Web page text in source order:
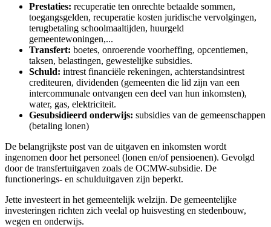
Prestaties: recuperatie ten onrechte betaalde sommen,
toegangsgelden, recuperatie kosten juridische vervolgingen,
terugbetaling schoolmaaltijden, huurgeld
gemeentewoningen,...
Transfert: boetes, onroerende voorheffing, opcentiemen,
taksen, belastingen, gewestelijke subsidies.
Schuld: intrest financiële rekeningen, achterstandsintrest
crediteuren, dividenden (gemeenten die lid zijn van een
intercommunale ontvangen een deel van hun inkomsten),
water, gas, elektriciteit.
Gesubsidieerd onderwijs: subsidies van de gemeenschappen
(betaling lonen)
De belangrijkste post van de uitgaven en inkomsten wordt
ingenomen door het personeel (lonen en/of pensioenen). Gevolgd
door de transfertuitgaven zoals de OCMW-subsidie. De
functionerings- en schulduitgaven zijn beperkt.
Jette investeert in het gemeentelijk welzijn. De gemeentelijke
investeringen richten zich veelal op huisvesting en stedenbouw,
wegen en onderwijs.